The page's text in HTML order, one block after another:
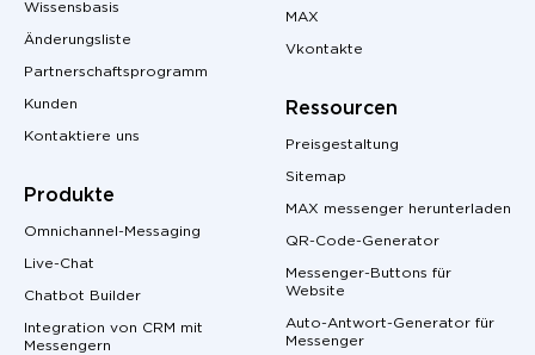
Wissensbasis
Änderungsliste
Partnerschaftsprogramm
Kunden
Kontaktiere uns
Produkte
Omnichannel-Messaging
Live-Chat
Chatbot Builder
Integration von CRM mit
Messengern
MAX
Vkontakte
Ressourcen
Preisgestaltung
Sitemap
MAX messenger herunterladen
QR-Code-Generator
Messenger-Buttons für
Website
Auto-Antwort-Generator für
Messenger